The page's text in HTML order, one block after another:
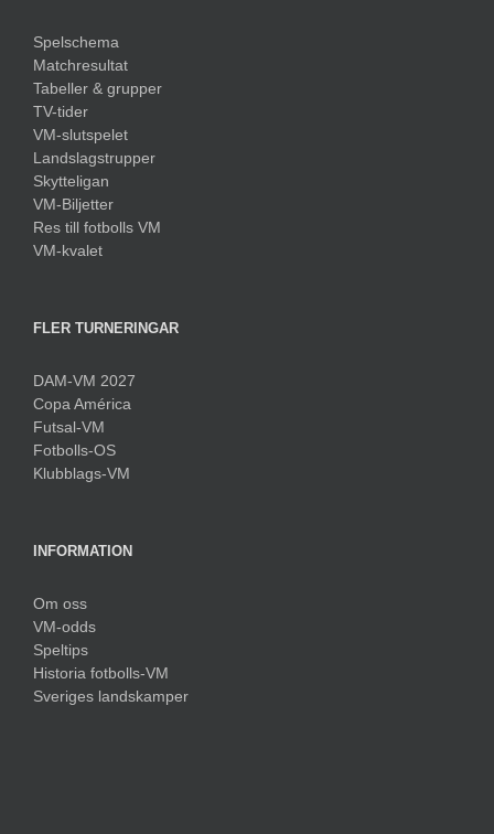
Spelschema
Matchresultat
Tabeller & grupper
TV-tider
VM-slutspelet
Landslagstrupper
Skytteligan
VM-Biljetter
Res till fotbolls VM
VM-kvalet
FLER TURNERINGAR
DAM-VM 2027
Copa América
Futsal-VM
Fotbolls-OS
Klubblags-VM
INFORMATION
Om oss
VM-odds
Speltips
Historia fotbolls-VM
Sveriges landskamper